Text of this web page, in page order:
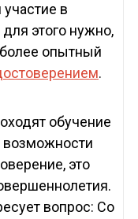
в
этого нужно,
опытный
.
обучение
возможности
это
вопрос: Со